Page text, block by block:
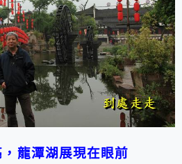
龍潭湖展現在眼前